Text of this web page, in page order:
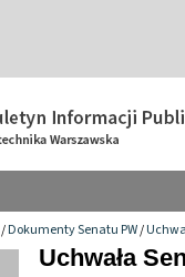
/Dokumenty Senatu PW/
Uchwała